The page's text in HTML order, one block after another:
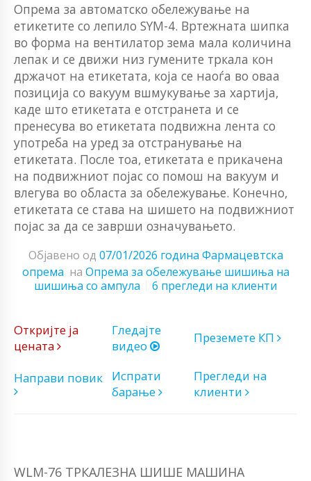
Опрема за автоматско обележување на
етикетите со лепило SYM-4. Вртежната шипка
во форма на вентилатор зема мала количина
лепак и се движи низ гумените тркала кон
држачот на етикетата, која се наоѓа во оваа
позиција со вакуум вшмукување за хартија,
каде што етикетата е отстранета и се
пренесува во етикетата подвижна лента со
употреба на уред за отстранување на
етикетата. После тоа, етикетата е прикачена
на подвижниот појас со помош на вакуум и
влегува во областа за обележување. Конечно,
етикетата се става на шишето на подвижниот
појас за да се заврши означувањето.
Објавено од 07/01/2026 година Фармацевтска
опрема на Опрема за обележување шишиња на
шишиња со ампула
6 прегледи на клиенти
Откријте ја
цената
Гледајте
видео
Преземете КП
Направи повик
Испрати
барање
Прегледи на
клиенти
WLM-76 ТРКАЛЕЗНА ШИШЕ МАШИНА